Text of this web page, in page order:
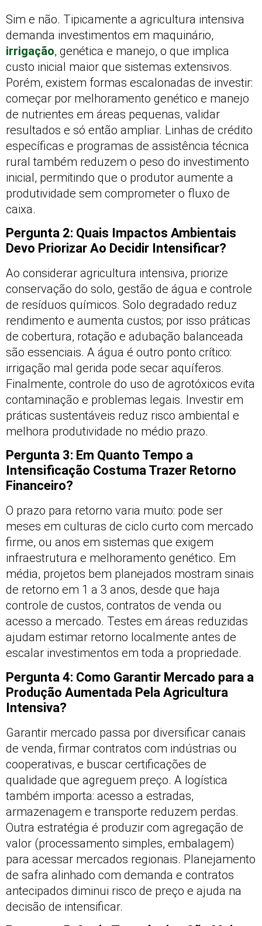
Sim e não. Tipicamente a agricultura intensiva
demanda investimentos em maquinário,
irrigação, genética e manejo, o que implica
custo inicial maior que sistemas extensivos.
Porém, existem formas escalonadas de investir:
começar por melhoramento genético e manejo
de nutrientes em áreas pequenas, validar
resultados e só então ampliar. Linhas de crédito
específicas e programas de assistência técnica
rural também reduzem o peso do investimento
inicial, permitindo que o produtor aumente a
produtividade sem comprometer o fluxo de
caixa.
Pergunta 2: Quais Impactos Ambientais
Devo Priorizar Ao Decidir Intensificar?
Ao considerar agricultura intensiva, priorize
conservação do solo, gestão de água e controle
de resíduos químicos. Solo degradado reduz
rendimento e aumenta custos; por isso práticas
de cobertura, rotação e adubação balanceada
são essenciais. A água é outro ponto crítico:
irrigação mal gerida pode secar aquíferos.
Finalmente, controle do uso de agrotóxicos evita
contaminação e problemas legais. Investir em
práticas sustentáveis reduz risco ambiental e
melhora produtividade no médio prazo.
Pergunta 3: Em Quanto Tempo a
Intensificação Costuma Trazer Retorno
Financeiro?
O prazo para retorno varia muito: pode ser
meses em culturas de ciclo curto com mercado
firme, ou anos em sistemas que exigem
infraestrutura e melhoramento genético. Em
média, projetos bem planejados mostram sinais
de retorno em 1 a 3 anos, desde que haja
controle de custos, contratos de venda ou
acesso a mercado. Testes em áreas reduzidas
ajudam estimar retorno localmente antes de
escalar investimentos em toda a propriedade.
Pergunta 4: Como Garantir Mercado para a
Produção Aumentada Pela Agricultura
Intensiva?
Garantir mercado passa por diversificar canais
de venda, firmar contratos com indústrias ou
cooperativas, e buscar certificações de
qualidade que agreguem preço. A logística
também importa: acesso a estradas,
armazenagem e transporte reduzem perdas.
Outra estratégia é produzir com agregação de
valor (processamento simples, embalagem)
para acessar mercados regionais. Planejamento
de safra alinhado com demanda e contratos
antecipados diminui risco de preço e ajuda na
decisão de intensificar.